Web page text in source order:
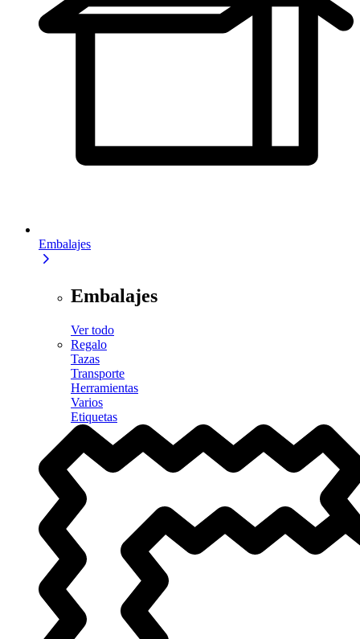
Embalajes
Embalajes
Ver todo
Regalo
Tazas
Transporte
Herramientas
Varios
Etiquetas